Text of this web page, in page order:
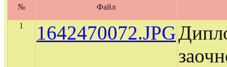
№ Файл
1 1642470072.JPG